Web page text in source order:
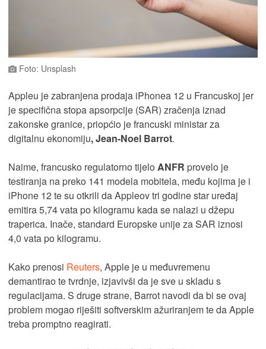
Foto: Unsplash
Appleu je zabranjena prodaja iPhonea 12 u Francuskoj jer
je specifična stopa apsorpcije (SAR) zračenja iznad
zakonske granice, priopćio je francuski ministar za
digitalnu ekonomiju, Jean-Noel Barrot.
Naime, francusko regulatorno tijelo ANFR provelo je
testiranja na preko 141 modela mobitela, među kojima je i
iPhone 12 te su otkrili da Appleov tri godine star uređaj
emitira 5,74 vata po kilogramu kada se nalazi u džepu
traperica. Inače, standard Europske unije za SAR iznosi
4,0 vata po kilogramu.
Kako prenosi Reuters, Apple je u međuvremenu
demantirao te tvrdnje, izjavivši da je sve u skladu s
regulacijama. S druge strane, Barrot navodi da bi se ovaj
problem mogao riješiti softverskim ažuriranjem te da Apple
treba promptno reagirati.